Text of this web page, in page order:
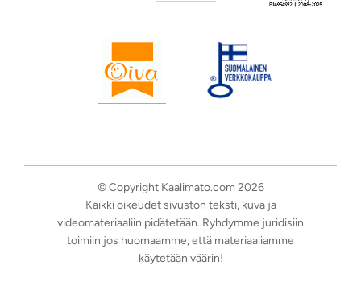
© Copyright Kaalimato.com 2026
Kaikki oikeudet sivuston teksti, kuva ja
videomateriaaliin pidätetään. Ryhdymme juridisiin
toimiin jos huomaamme, että materiaaliamme
käytetään väärin!